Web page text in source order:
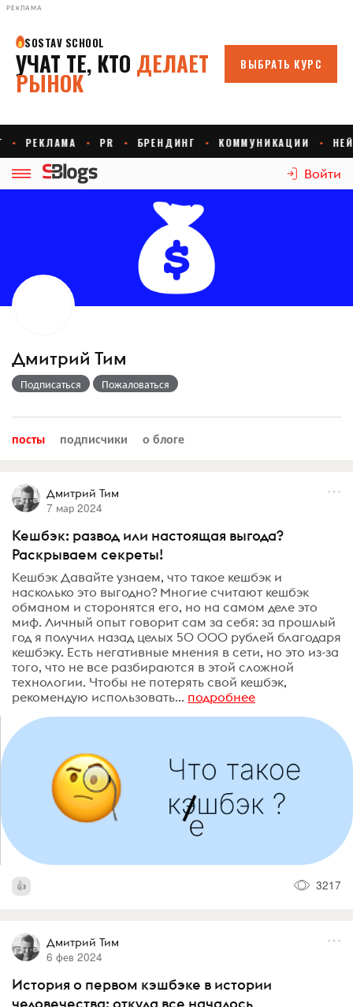
РЕКЛАМА
Войти
Дмитрий Тим
Подписаться Пожаловаться
посты подписчики о блоге
Дмитрий Тим
7 мар 2024
Кешбэк: развод или настоящая выгода?
Раскрываем секреты!
Кешбэк Давайте узнаем, что такое кешбэк и
насколько это выгодно? Многие считают кешбэк
обманом и сторонятся его, но на самом деле это
миф. Личный опыт говорит сам за себя: за прошлый
год я получил назад целых 50 000 рублей благодаря
кешбэку. Есть негативные мнения в сети, но это из-за
того, что не все разбираются в этой сложной
технологии. Чтобы не потерять свой кешбэк,
рекомендую использовать... подробнее
3217
Дмитрий Тим
6 фев 2024
История о первом кэшбэке в истории